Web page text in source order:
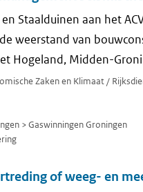
Staalduinen aan het
weerstand van
Hogeland, Midden-
Zaken en Klimaat /
> Gaswinningen Groningen
of weeg- en